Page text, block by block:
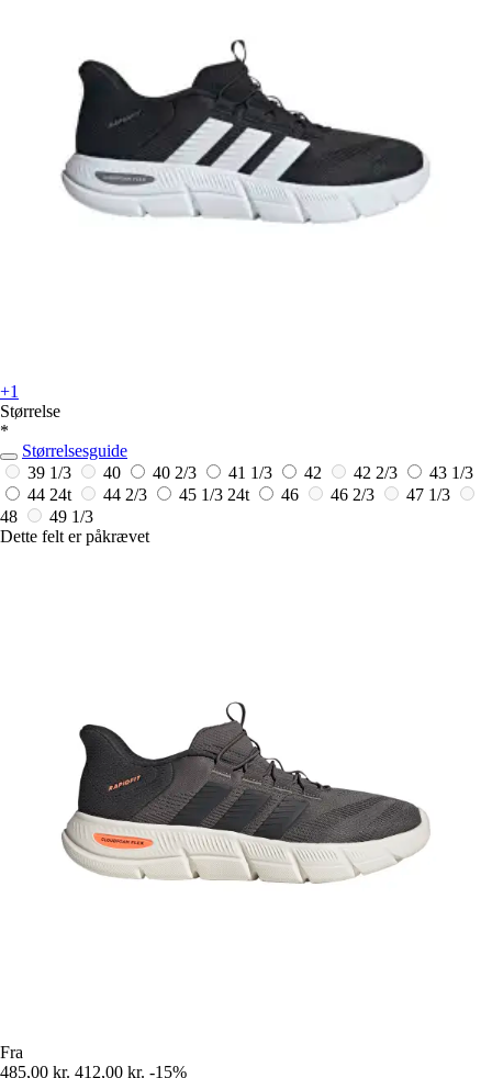
+1
Størrelse
*
Størrelsesguide
39 1/3
40 40 2/3 41 1/3 42 42 2/3
43 1/3
44 24t 44 2/3 45 1/3 24t 46 46 2/3
47 1/3
48
49 1/3
Dette felt er påkrævet
Fra
485,00 kr. 412,00 kr. -15%